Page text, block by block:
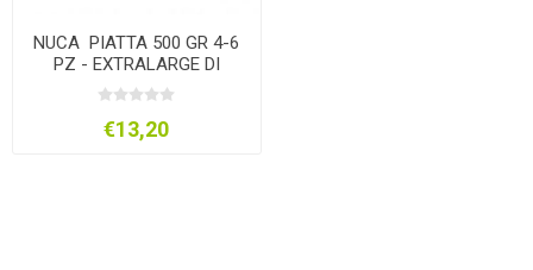
NUCA PIATTA 500 GR 4-6
PZ - EXTRALARGE DI
BOVINO
€13,20